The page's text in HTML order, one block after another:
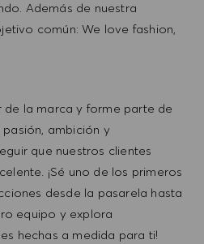
Además de nuestra
común: We love fashion,
la marca y forme parte de
ambición y
que nuestros clientes
¡Sé uno de los primeros
desde la pasarela hasta
equipo y explora
hechas a medida para ti!